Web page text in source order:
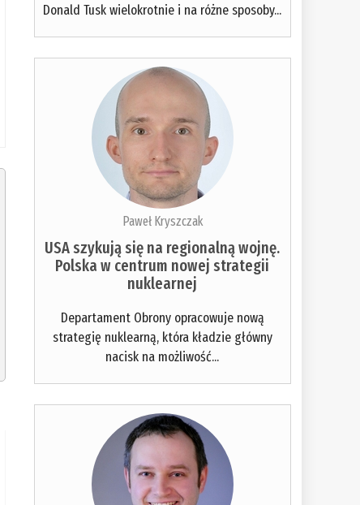
Donald Tusk wielokrotnie i na różne sposoby...
Paweł Kryszczak
USA szykują się na regionalną wojnę.
Polska w centrum nowej strategii
nuklearnej
Departament Obrony opracowuje nową
strategię nuklearną, która kładzie główny
nacisk na możliwość...